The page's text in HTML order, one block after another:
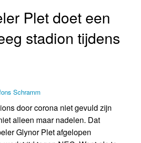
Plet doet een
stadion tijdens
Schramm
door corona niet gevuld zijn
alleen maar nadelen. Dat
Glynor Plet afgelopen